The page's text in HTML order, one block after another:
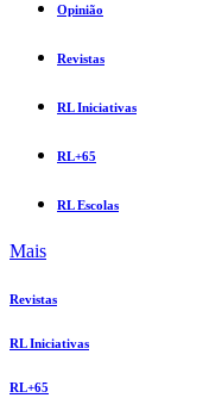
Opinião
Revistas
RL Iniciativas
RL+65
RL Escolas
Mais
Revistas
RL Iniciativas
RL+65